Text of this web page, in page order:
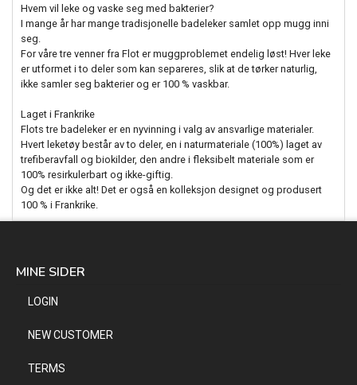
Hvem vil leke og vaske seg med bakterier?
I mange år har mange tradisjonelle badeleker samlet opp mugg inni
seg.
For våre tre venner fra Flot er muggproblemet endelig løst! Hver leke
er utformet i to deler som kan separeres, slik at de tørker naturlig,
ikke samler seg bakterier og er 100 % vaskbar.
Laget i Frankrike
Flots tre badeleker er en nyvinning i valg av ansvarlige materialer.
Hvert leketøy består av to deler, en i naturmateriale (100%) laget av
trefiberavfall og biokilder, den andre i fleksibelt materiale som er
100% resirkulerbart og ikke-giftig.
Og det er ikke alt! Det er også en kolleksjon designet og produsert
100 % i Frankrike.
MINE SIDER
LOGIN
NEW CUSTOMER
TERMS